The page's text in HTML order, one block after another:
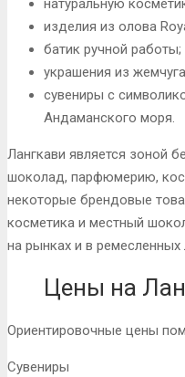
натуральную
изделия из олова
батик ручной работы;
украшения из
сувениры с
Андаманского моря.
Лангкави является зоной
шоколад, парфюмерию,
некоторые брендовые
косметика и местный
на рынках и в ремесленных
Цены на
Ориентировочные цены
Сувениры